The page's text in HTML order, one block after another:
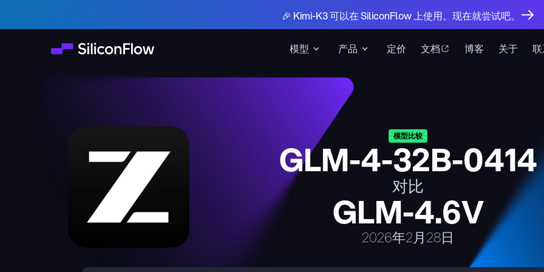
模型 产品 定价 文档 博客 关于
🎉 Kimi-K3 可以在 SiliconFlow 上使用。现在就尝试吧。
模型比较
GLM-4-32B-0414
对比
GLM-4.6V
2026年2月28日